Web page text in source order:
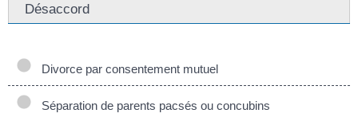
Désaccord
Divorce par consentement mutuel
Séparation de parents pacsés ou concubins